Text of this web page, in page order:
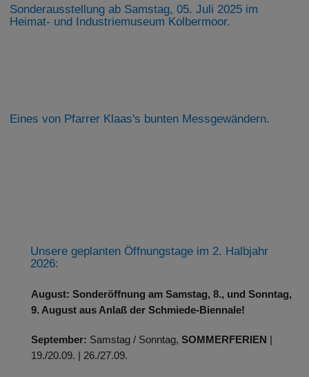
Sonderausstellung ab Samstag, 05. Juli 2025 im
Heimat- und Industriemuseum Kolbermoor.
Eines von Pfarrer Klaas's bunten Messgewändern.
Unsere geplanten Öffnungstage im 2. Halbjahr
2026:
August: Sonderöffnung am Samstag, 8., und Sonntag,
9. August aus Anlaß der Schmiede-Biennale!
September: Samstag / Sonntag, SOMMERFERIEN |
19./20.09. | 26./27.09.